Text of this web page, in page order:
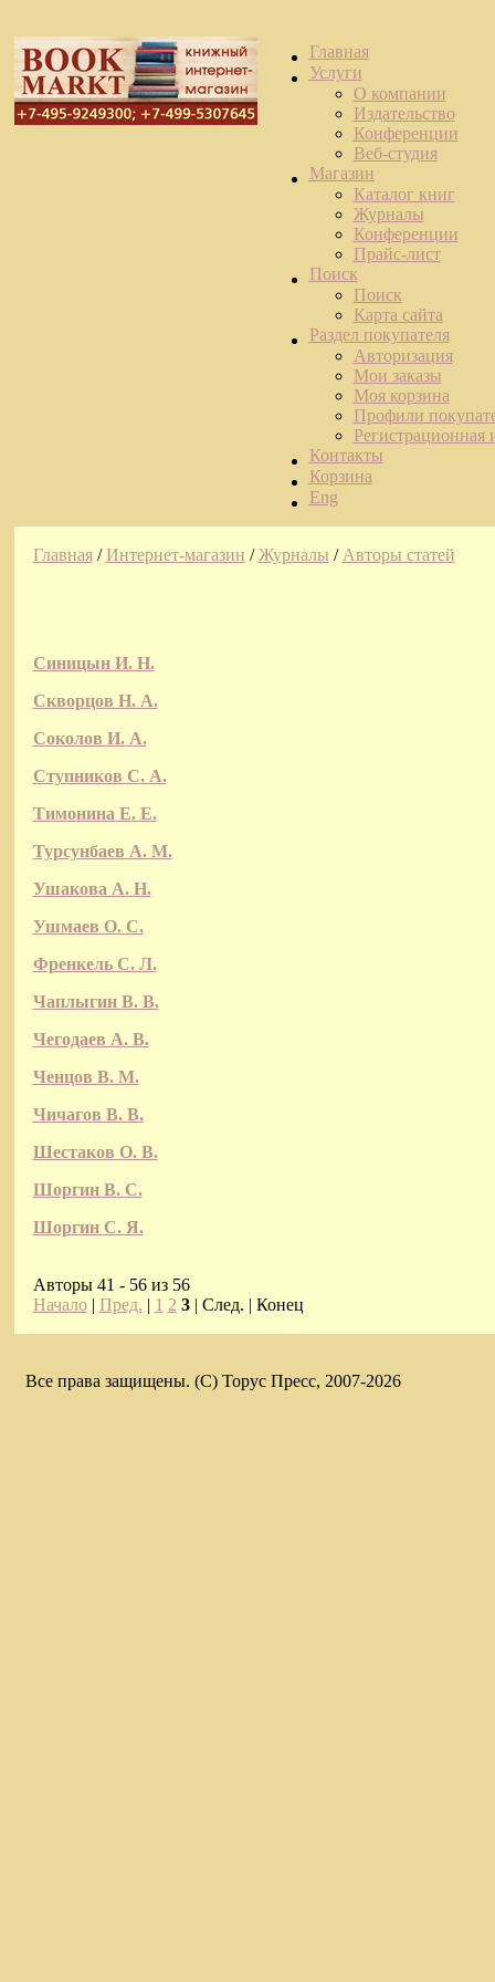
Главная
Услуги
О компании
Издательство
Конференции
Веб-студия
Магазин
Каталог книг
Журналы
Конференции
Прайс-лист
Поиск
Поиск
Карта сайта
Раздел покупателя
Авторизация
Мои заказы
Моя корзина
Профили
Регистрационная
Контакты
Корзина
Eng
Главная/Интернет-магазин /Журналы / Авторы статей
Синицын И. Н.
Скворцов Н. А.
Соколов И. А.
Ступников С. А.
Тимонина Е. Е.
Турсунбаев А. М.
Ушакова А. Н.
Ушмаев О. С.
Френкель С. Л.
Чаплыгин В. В.
Чегодаев А. В.
Ченцов В. М.
Чичагов В. В.
Шестаков О. В.
Шоргин В. С.
Шоргин С. Я.
Авторы 41 - 56 из 56
Начало| Пред. | 1 2 3| След. | Конец
Все права защищены. (C) Торус Пресс, 2007-2026